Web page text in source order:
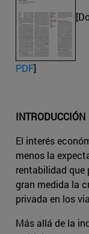
PDF]
INTRODUCCIÓN
El interés
menos la
rentabilidad que
gran medida la
privada en los
Más allá de la